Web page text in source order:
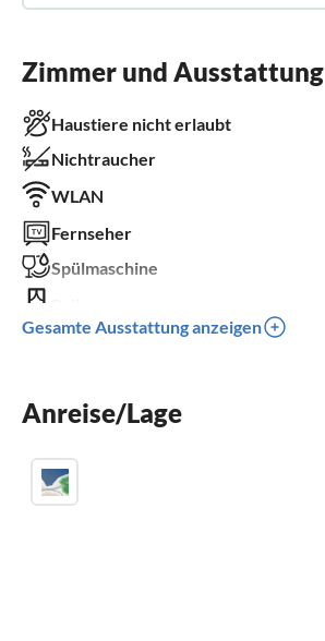
Zimmer und Ausstattung
Haustiere nicht erlaubt
Nichtraucher
WLAN
Fernseher
Spülmaschine
Grill
Gesamte Ausstattung anzeigen
Anreise/Lage